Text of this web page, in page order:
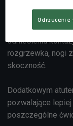
przyjemność z
przytłumią ją
odniesienia
rozgrzewka, nogi
skoczność.
Dodatkowym
pozwalające
poszczególne